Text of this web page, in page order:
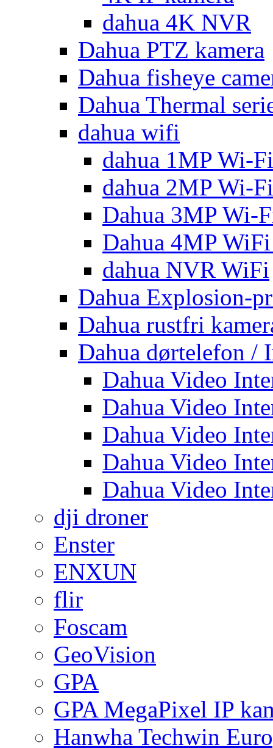
dahua 4K NVR
Dahua PTZ kamera
Dahua fisheye
Dahua Thermal
dahua wifi
dahua 1MP Wi-
dahua 2MP Wi-
Dahua 3MP Wi-
Dahua 4MP
dahua NVR WiFi
Dahua Explosion-
Dahua rustfri
Dahua dørtelefon /
Dahua Video
Dahua Video
Dahua Video
Dahua Video
Dahua Video
dji droner
Enster
ENXUN
flir
Foscam
GeoVision
GPA
GPA MegaPixel IP
Hanwha Techwin